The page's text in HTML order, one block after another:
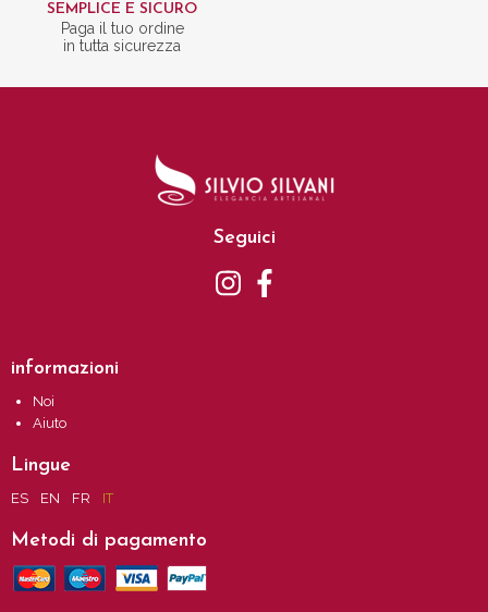
SEMPLICE E SICURO
Paga il tuo ordine
in tutta sicurezza
Seguici
informazioni
Noi
Aiuto
Lingue
ES EN FR IT
Metodi di pagamento